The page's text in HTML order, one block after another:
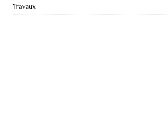
Travaux